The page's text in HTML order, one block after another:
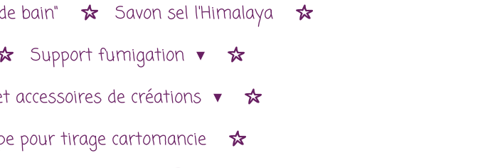
bain"
Savon sel l'Himalaya
Support fumigation
accessoires de créations
pour tirage cartomancie